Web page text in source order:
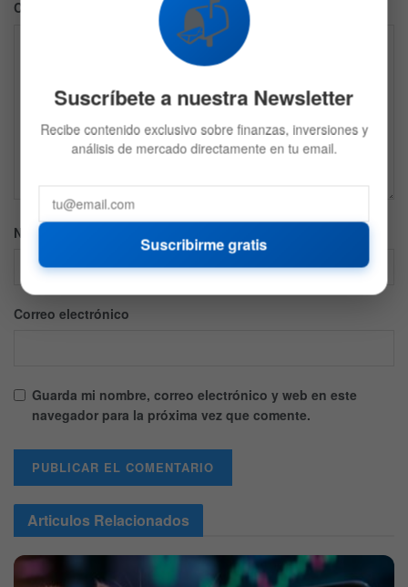
Comentario
Nombre
Correo electrónico
Guarda mi nombre, correo electrónico y web en este
navegador para la próxima vez que comente.
Articulos Relacionados
📬
Suscríbete a nuestra Newsletter
Recibe contenido exclusivo sobre finanzas, inversiones y
análisis de mercado directamente en tu email.
Suscribirme gratis